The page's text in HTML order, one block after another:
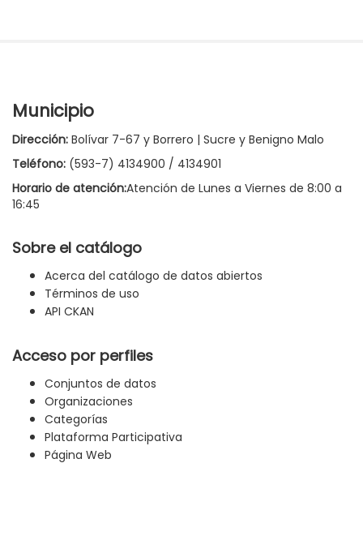
Municipio
Dirección: Bolívar 7-67 y Borrero | Sucre y Benigno Malo
Teléfono: (593-7) 4134900 / 4134901
Horario de atención:Atención de Lunes a Viernes de 8:00 a
16:45
Sobre el catálogo
Acerca del catálogo de datos abiertos
Términos de uso
API CKAN
Acceso por perfiles
Conjuntos de datos
Organizaciones
Categorías
Plataforma Participativa
Página Web